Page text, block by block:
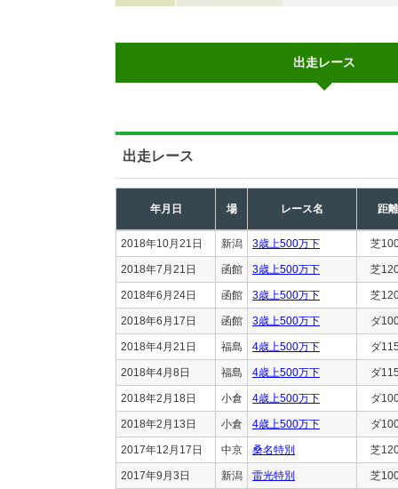
出走レース
出走レース
年月日 場 レース名 距離
2018年10月21日 新潟 3歳上500万下 芝
2018年7月21日 函館 3歳上500万下 芝
2018年6月24日 函館 3歳上500万下 芝
2018年6月17日 函館 3歳上500万下 ダ
2018年4月21日 福島 4歳上500万下 ダ
2018年4月8日 福島 4歳上500万下 ダ
2018年2月18日 小倉 4歳上500万下 ダ
2018年2月13日 小倉 4歳上500万下 ダ
2017年12月17日 中京 桑名特別 芝
2017年9月3日 新潟 雷光特別 芝